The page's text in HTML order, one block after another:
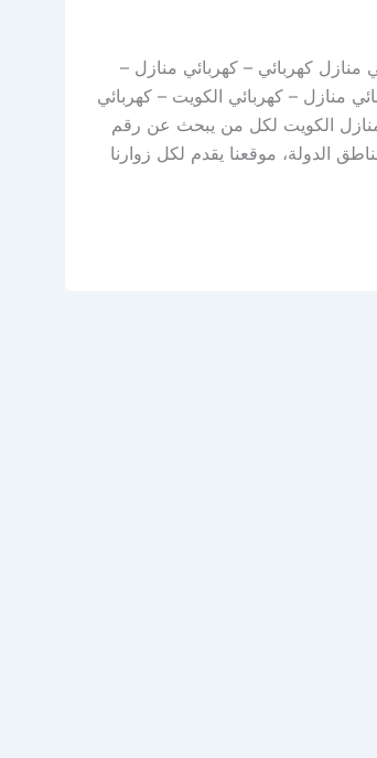
/ 66901910 / فني كهربائي منازل كهربائي – كهربائي منازل –
منازل – كهربائي الكويت – كهربائي
الكويت لكل من يبحث عن رقم
الدولة، موقعنا يقدم لكل زوارنا